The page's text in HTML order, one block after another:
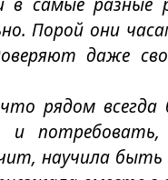
Порой они
даже
что рядом
научила